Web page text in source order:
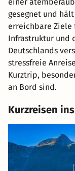
einer
gesegnet und
erreichbare Ziele
Infrastruktur und
Deutschlands
stressfreie
Kurztrip,
an Bord sind.
Kurzreisen